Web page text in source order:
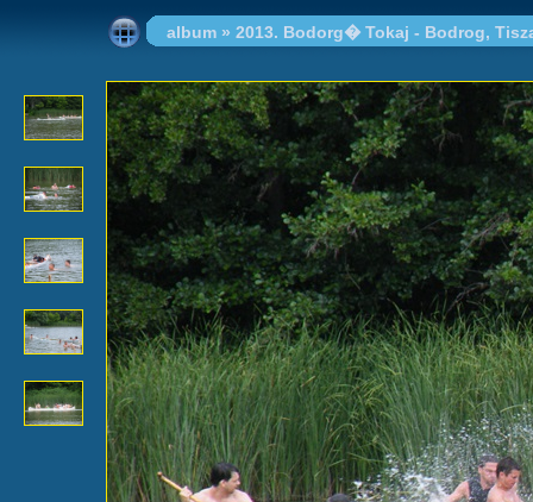
album » 2013. Bodorg� Tokaj - Bodrog,